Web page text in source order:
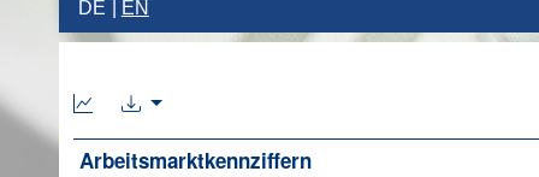
DE EN
Arbeitsmarktkennziffern